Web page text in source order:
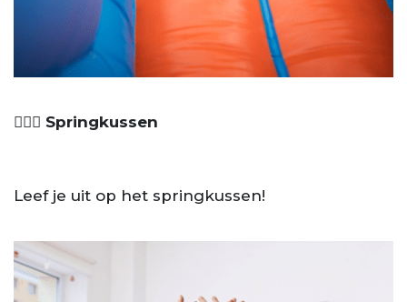
🤹🏼‍♀️ Springkussen
Leef je uit op het springkussen!